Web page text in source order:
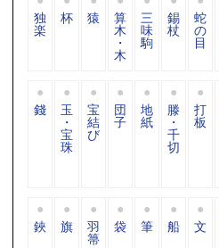
独
楽
杯 猿 算
木
・
木
三
味
駒
錫
杖
蛇
の
目
錢 玉
・
宝
珠
宝
結
び
団
子
地
紙
滕
・
千
切
打
板
鋏 旗 羽
箒
袋 筆 船 文